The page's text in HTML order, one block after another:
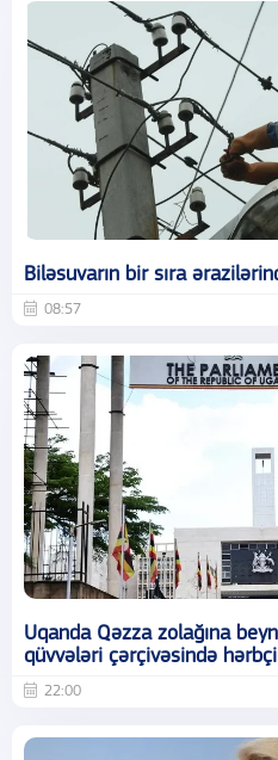
Biləsuvarın bir sıra
08:57
Uqanda Qəzza zolağına
qüvvələri çərçivəsində
22:00